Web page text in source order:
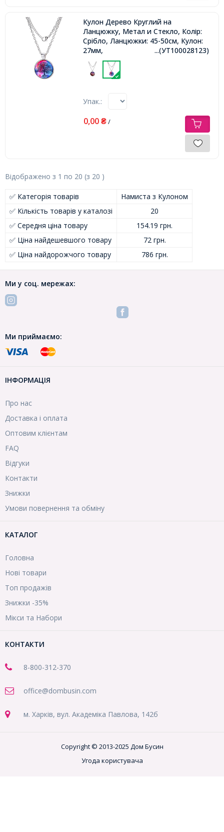
Кулон Дерево Круглий на
Ланцюжку, Метал и Стекло, Колір:
Срібло, Ланцюжки: 45-50см, Кулон:
27мм,
...(УТ100028123)
Упак.:
0,00 ₴/
Відображено з 1 по 20 (з 20 )
✅ Категорія товарів
Намиста з Кулоном
✅ Кількість товарів у каталозі
20
✅ Середня ціна товару
154.19 грн.
✅ Ціна найдешевшого товару
72 грн.
✅ Ціна найдорожчого товару
786 грн.
Ми у соц. мережах:
Ми приймаємо:
ІНФОРМАЦІЯ
Про нас
Доставка і оплата
Оптовим клієнтам
FAQ
Відгуки
Контакти
Знижки
Умови повернення та обміну
КАТАЛОГ
Головна
Нові товари
Топ продажів
Знижки -35%
Мікси та Набори
КОНТАКТИ
8-800-312-370
office@dombusin.com
м. Харків, вул. Академіка Павлова, 142б
Copyright © 2013-2025 Дом Бусин
Угода користувача